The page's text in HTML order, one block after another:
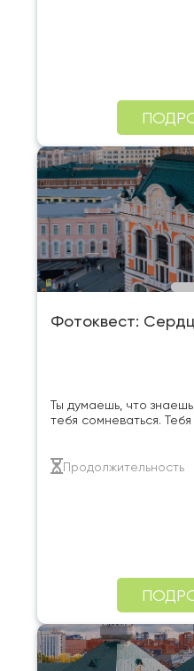
Фотоквест:
Ты думаешь, что
тебя сомневаться. Тебя
Продолжительность